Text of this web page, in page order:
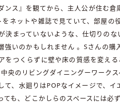
ンス』を観てから、主人公が住む
ネットや雑誌で見ていて、部屋
決まっていないような、仕切りの
強いのかもしれません 。Sさんの
をつくらずに壁や床の質感を変え
央のリビングダイニングーワーク
て、水廻りはPOPなイメージで、
ても、どこかしらのスペースには